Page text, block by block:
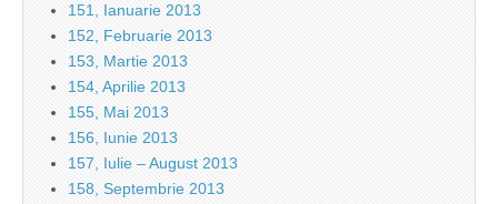
151, Ianuarie 2013
152, Februarie 2013
153, Martie 2013
154, Aprilie 2013
155, Mai 2013
156, Iunie 2013
157, Iulie – August 2013
158, Septembrie 2013